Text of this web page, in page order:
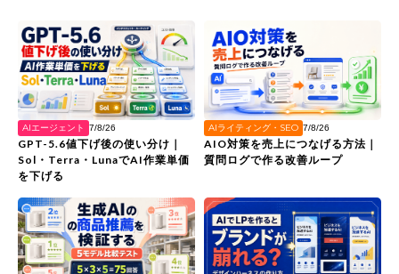
AIエージェント 7/8/26
GPT-5.6値下げ後の使い分け｜
Sol・Terra・LunaでAI作業単価
を下げる
AIライティング・SEO 7/8/26
AIO対策を売上につなげる方法｜
質問ログで作る改善ループ